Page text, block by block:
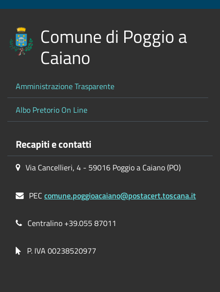
Comune di Poggio a
Caiano
Amministrazione Trasparente
Albo Pretorio On Line
Recapiti e contatti
Via Cancellieri, 4 - 59016 Poggio a Caiano (PO)
PECcomune.poggioacaiano@postacert.toscana.it
Centralino +39.055 87011
P. IVA 00238520977